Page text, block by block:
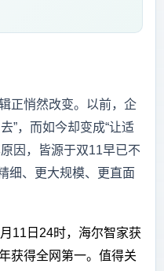
正悄然改变。以前，企
”，而如今却变成“让适
因，皆源于双11早已不
细、更大规模、更直面
11日24时，海尔智家获
获得全网第一。值得关